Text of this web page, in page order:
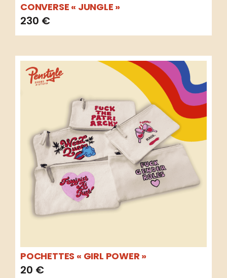
CONVERSE « JUNGLE »
230 €
POCHETTES « GIRL POWER »
20 €